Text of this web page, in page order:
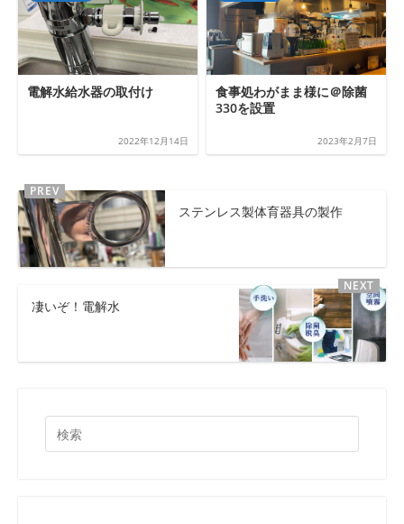
電解水給水器の取付け
2022年12月14日
食事処わがまま様に＠除菌
330を設置
2023年2月7日
ステンレス製体育器具の製作
凄いぞ！電解水